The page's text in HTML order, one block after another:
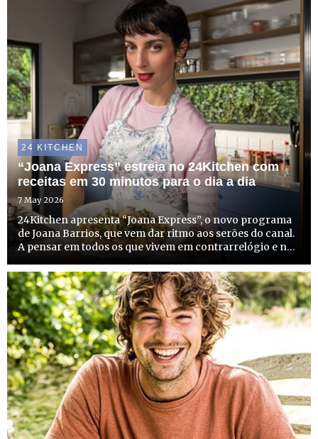
24 KITCHEN
“Joana Express” estreia no 24Kitchen com
receitas em 30 minutos para o dia a dia
7 May 2026
24Kitchen apresenta “Joana Express”, o novo programa
de Joana Barrios, que vem dar ritmo aos serões do canal.
A pensar em todos os que vivem em contrarrelógio e não
criatividade e estilo à mesa, o programa é um aliado de ...